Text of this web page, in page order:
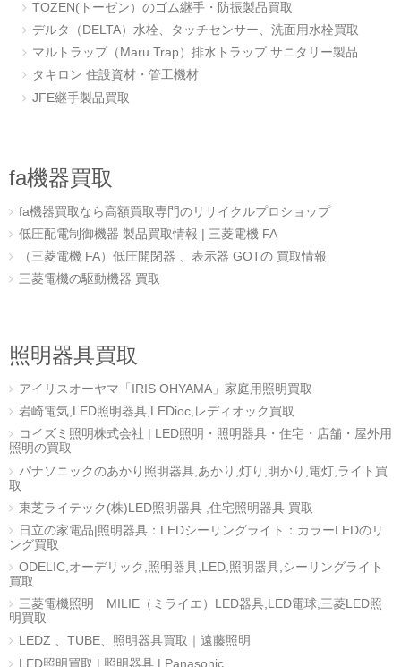
TOZEN(トーゼン）のゴム継手・防振製品買取
デルタ（DELTA）水栓、タッチセンサー、洗面用水栓買取
マルトラップ（Maru Trap）排水トラップ.サニタリー製品
タキロン 住設資材・管工機材
JFE継手製品買取
fa機器買取
fa機器買取なら高額買取専門のリサイクルプロショップ
低圧配電制御機器 製品買取情報 | 三菱電機 FA
（三菱電機 FA）低圧開閉器 、表示器 GOTの 買取情報
三菱電機の駆動機器 買取
照明器具買取
アイリスオーヤマ「IRIS OHYAMA」家庭用照明買取
岩崎電気,LED照明器具,LEDioc,レディオック買取
コイズミ照明株式会社 | LED照明・照明器具・住宅・店舗・屋外用
照明の買取
パナソニックのあかり照明器具,あかり,灯り,明かり,電灯,ライト買
取
東芝ライテック(株)LED照明器具 ,住宅照明器具 買取
日立の家電品|照明器具：LEDシーリングライト：カラーLEDのリ
ング買取
ODELIC,オーデリック,照明器具,LED,照明器具,シーリングライト
買取
三菱電機照明 MILIE（ミライエ）LED器具,LED電球,三菱LED照
明買取
LEDZ 、TUBE、照明器具買取｜遠藤照明
LED照明買取 | 照明器具 | Panasonic